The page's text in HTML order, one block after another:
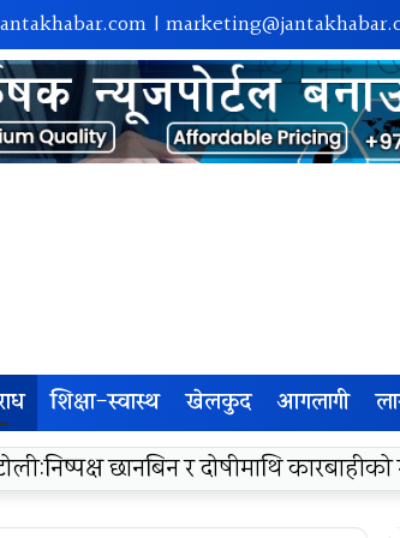
|
शिक्षा-स्वास्थ खेलकुद आगलागी
विद्यार्थीलाई शैक्षिक तथा खेलकुद